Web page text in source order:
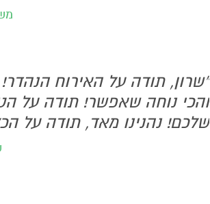
"שרון, תודה על האירוח
והכי נוחה שאפשר! תודה על
שלכם! נהנינו מאד, תודה על